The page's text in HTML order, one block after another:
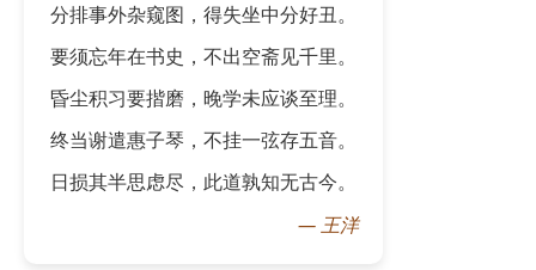
分排事外杂窥图，得失坐中分好丑。
要须忘年在书史，不出空斋见千里。
昏尘积习要揩磨，晚学未应谈至理。
终当谢遣惠子琴，不挂一弦存五音。
日损其半思虑尽，此道孰知无古今。
—王洋